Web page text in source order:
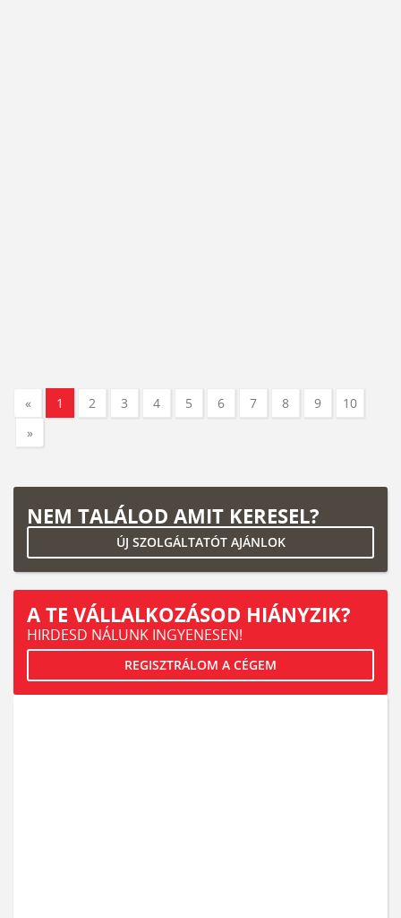
« 1 2 3 4 5 6 7 8 9
10
»
NEM TALÁLOD AMIT KERESEL?
ÚJ SZOLGÁLTATÓT AJÁNLOK
A TE VÁLLALKOZÁSOD HIÁNYZIK?
HIRDESD NÁLUNK INGYENESEN!
REGISZTRÁLOM A CÉGEM